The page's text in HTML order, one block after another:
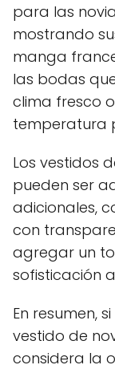
para las
mostrando
manga
las bodas
clima fresco
temperatura
Los vestidos
pueden ser
adicionales,
con
agregar un
sofisticación
En resumen,
vestido de
considera la